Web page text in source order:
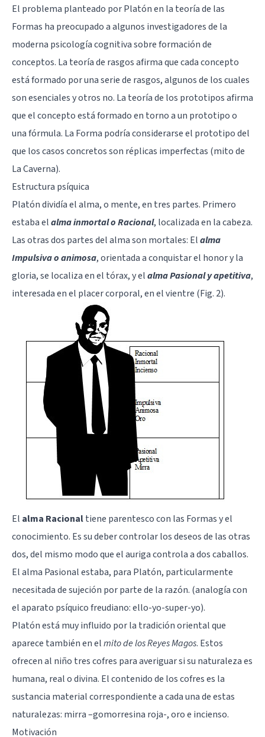
El problema planteado por Platón en la teoría de las
Formas ha preocupado a algunos investigadores de la
moderna psicología cognitiva sobre formación de
conceptos. La teoría de rasgos afirma que cada concepto
está formado por una serie de rasgos, algunos de los cuales
son esenciales y otros no. La teoría de los prototipos afirma
que el concepto está formado en torno a un prototipo o
una fórmula. La Forma podría considerarse el prototipo del
que los casos concretos son réplicas imperfectas (mito de
La Caverna).
Estructura psíquica
Platón dividía el alma, o mente, en tres partes. Primero
estaba elalma inmortal o Racional, localizada en la cabeza.
Las otras dos partes del alma son mortales: Elalma
Impulsiva o animosa, orientada a conquistar el honor y la
gloria, se localiza en el tórax, y elalma Pasional y apetitiva,
interesada en el placer corporal, en el vientre (Fig. 2).
El alma Racionaltiene parentesco con las Formas y el
conocimiento. Es su deber controlar los deseos de las otras
dos, del mismo modo que el auriga controla a dos caballos.
El alma Pasional estaba, para Platón, particularmente
necesitada de sujeción por parte de la razón. (analogía con
elaparato psíquico freudiano: ello-yo-super-yo).
Platón está muy influido por la tradición oriental que
aparece también en elmito de los Reyes Magos. Estos
ofrecen al niño tres cofres para averiguar si su naturaleza es
humana, real o divina. El contenido de los cofres es la
sustancia material correspondiente a cada una de estas
naturalezas: mirra –gomorresina roja-, oro e incienso.
Motivación